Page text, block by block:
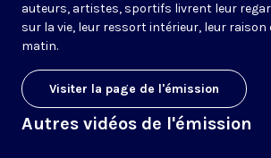
auteurs, artistes, sportifs livrent leur
sur la vie, leur ressort intérieur, leur raison
matin.
Visiter la page de l'émission
Autres vidéos de l'émission